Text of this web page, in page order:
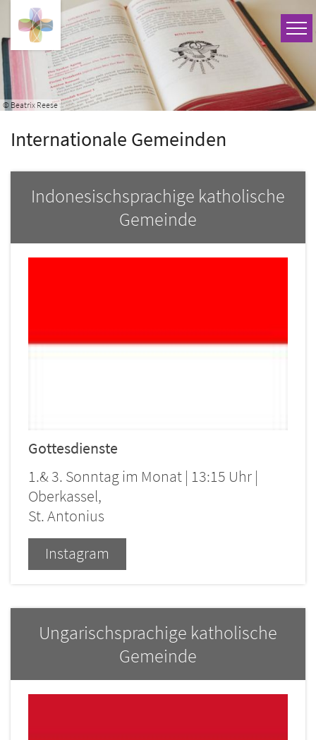
Zum Inhalt springen
© Beatrix Reese
Internationale Gemeinden
Indonesischsprachige katholische
Gemeinde
Gottesdienste
1.& 3. Sonntag im Monat | 13:15 Uhr |
Oberkassel,
St. Antonius
Instagram
Ungarischsprachige katholische
Gemeinde